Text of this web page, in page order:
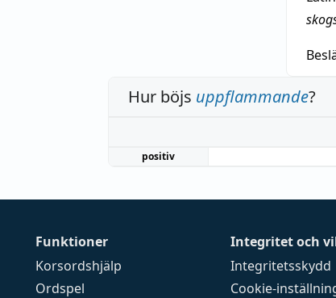
Hur böjs uppflammande?
positiv
Funktioner
Korsordshjälp
Ordspel
Integritet och
Integritetsskydd
Cookie-